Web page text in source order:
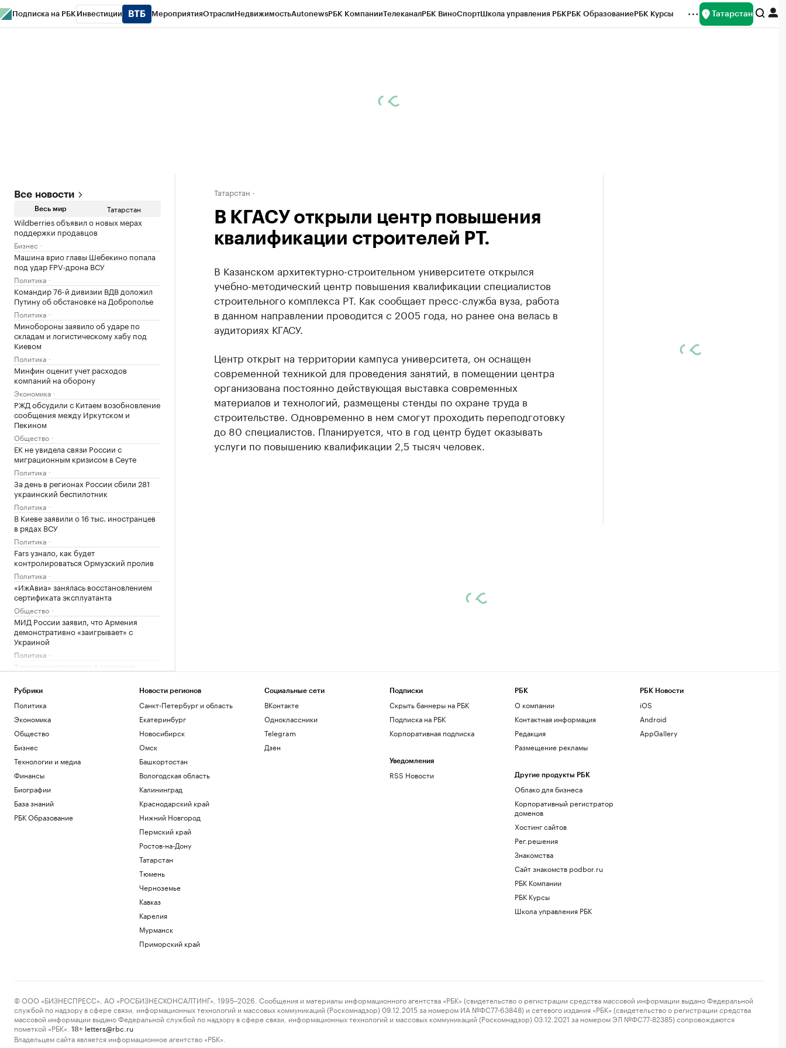
Подписка на РБК Инвестиции МероприятияОтраслиНедвижимостьAutonewsРБК КомпанииТелеканалРБК ВиноСпортШкола управления РБКРБК ОбразованиеРБК Курсы Татарстан
Все новости
Весь мир Татарстан
Wildberries объявил о новых мерах
поддержки продавцов
Бизнес
Машина врио главы Шебекино попала
под удар FPV‑дрона ВСУ
Политика
Командир 76-й дивизии ВДВ доложил
Путину об обстановке на Доброполье
Политика
Минобороны заявило об ударе по
складам и логистическому хабу под
Киевом
Политика
Минфин оценит учет расходов
компаний на оборону
Экономика
РЖД обсудили с Китаем возобновление
сообщения между Иркутском и
Пекином
Общество
ЕК не увидела связи России с
миграционным кризисом в Сеуте
Политика
За день в регионах России сбили 281
украинский беспилотник
Политика
В Киеве заявили о 16 тыс. иностранцев
в рядах ВСУ
Политика
Fars узнало, как будет
контролироваться Ормузский пролив
Политика
«ИжАвиа» занялась восстановлением
сертификата эксплуатанта
Общество
МИД России заявил, что Армения
демонстративно «заигрывает» с
Украиной
Политика
Зачем инвестировать в торговые
РБК и ПИК Серия плюс
Как принять квартиру в новостройке и
не пропустить дефекты
РБК Компании
Минобороны показало удар «Гераней»
по локомотиву и подстанции ВСУ
Политика
Александрова первой вышла в
четвертый круг «тысячника» WTA в
Торонто
Спорт
Балицкий сообщил об ударе дрона ВСУ
по рейсовому автобусу
повреждении украинского памятника в
Бывший сотрудник Google запустил
Татарстан
В КГАСУ открыли центр повышения
квалификации строителей РТ.
В Казанском архитектурно-строительном университете открылся
учебно-методический центр повышения квалификации специалистов
строительного комплекса РТ. Как сообщает пресс-служба вуза, работа
в данном направлении проводится с 2005 года, но ранее она велась в
аудиториях КГАСУ.
Центр открыт на территории кампуса университета, он оснащен
современной техникой для проведения занятий, в помещении центра
организована постоянно действующая выставка современных
материалов и технологий, размещены стенды по охране труда в
строительстве. Одновременно в нем смогут проходить переподготовку
до 80 специалистов. Планируется, что в год центр будет оказывать
услуги по повышению квалификации 2,5 тысяч человек.
Рубрики
Политика
Экономика
Общество
Бизнес
Технологии и медиа
Финансы
Биографии
База знаний
РБК Образование
Новости регионов
Санкт-Петербург и область
Екатеринбург
Новосибирск
Омск
Башкортостан
Вологодская область
Калининград
Краснодарский край
Нижний Новгород
Пермский край
Ростов-на-Дону
Татарстан
Тюмень
Черноземье
Кавказ
Карелия
Мурманск
Приморский край
Социальные сети
ВКонтакте
Одноклассники
Telegram
Дзен
Подписки
Скрыть баннеры на РБК
Подписка на РБК
Корпоративная подписка
Уведомления
RSS Новости
РБК
О компании
Контактная информация
Редакция
Размещение рекламы
Другие продукты РБК
Облако для бизнеса
Корпоративный регистратор
доменов
Хостинг сайтов
Рег.решения
Знакомства
Сайт знакомств podbor.ru
РБК Компании
РБК Курсы
Школа управления РБК
РБК Новости
iOS
Android
AppGallery
© ООО «БИЗНЕСПРЕСС», АО «РОСБИЗНЕСКОНСАЛТИНГ», 1995–2026. Сообщения и материалы информационного агентства «РБК» (свидетельство о регистрации средства массовой информации выдано Федеральной
службой по надзору в сфере связи, информационных технологий и массовых коммуникаций (Роскомнадзор) 09.12.2015 за номером ИА №ФС77-63848) и сетевого издания «РБК» (свидетельство о регистрации средства
массовой информации выдано Федеральной службой по надзору в сфере связи, информационных технологий и массовых коммуникаций (Роскомнадзор) 03.12.2021 за номером ЭЛ №ФС77-82385) сопровождаются
пометкой «РБК».
18+ letters@rbc.ru
Владельцем сайта является информационное агентство «РБК».